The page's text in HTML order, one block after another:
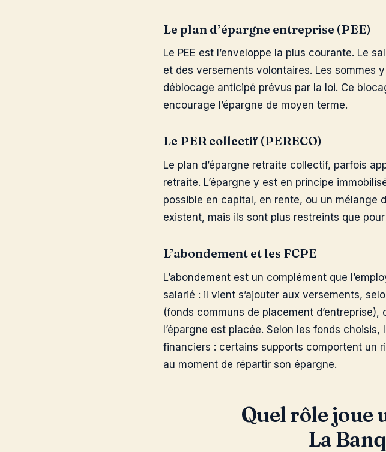
Le plan d’épargne entreprise (PEE)
Le PEE est l’enveloppe la plus courante. Le
et des versements volontaires. Les sommes
déblocage anticipé prévus par la loi. Ce
encourage l’épargne de moyen terme.
Le PER collectif (PERECO)
Le plan d’épargne retraite collectif, parfois
retraite. L’épargne y est en principe
possible en capital, en rente, ou un mélange
existent, mais ils sont plus restreints que pour
L’abondement et les FCPE
L’abondement est un complément que
salarié : il vient s’ajouter aux versements,
(fonds communs de placement
l’épargne est placée. Selon les fonds
financiers : certains supports comportent un
au moment de répartir son épargne.
Quel rôle joue
La